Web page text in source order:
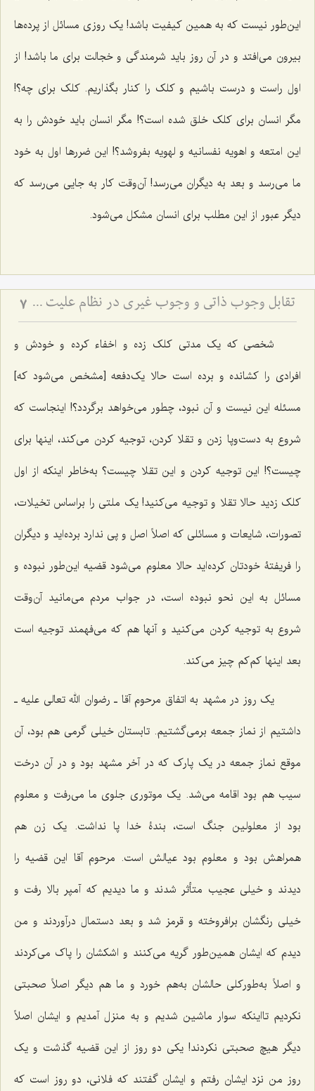
این‌طور نیست که به همین کیفیت باشد! یک روزی مسائل از پرده‌ها
بیرون می‌افتد و در آن روز باید شرمندگی و خجالت برای ما باشد! از
اول راست و درست باشیم و کلک را کنار بگذاریم. کلک برای چه؟!
مگر انسان برای کلک خلق شده است؟! مگر انسان باید خودش را به
این امتعه و اهویه نفسانیه و لهویه بفروشد؟! این ضررها اول به خود
ما می‌رسد و بعد به دیگران می‌رسد! آن‌وقت کار به جایی می‌رسد که
دیگر عبور از این مطلب برای انسان مشکل می‌شود.
تقابل وجوب ذاتی و وجوب غیری در نظام علیت - تحلیل تلازم‌های منطقی و قضایای شرطیه در فلسفه 7
شخصی که یک مدتی کلک زده و اخفاء کرده و خودش و
افرادی را کشانده و برده است حالا یک‌دفعه [مشخص می‌شود که]
مسئله این نیست و آن نبود، چطور می‌خواهد برگردد؟! اینجاست که
شروع به دست‌وپا زدن و تقلا کردن، توجیه کردن می‌کند، اینها برای
چیست؟! این توجیه کردن و این تقلا چیست؟ به‌خاطر اینکه از اول
کلک زدید حالا تقلا و توجیه می‌کنید! یک ملتی را براساس تخیلات،
تصورات، شایعات و مسائلی که اصلاً اصل و پی ندارد برده‌اید و دیگران
را فریفتۀ خودتان کرده‌اید حالا معلوم می‌شود قضیه این‌طور نبوده و
مسائل به این نحو نبوده است، در جواب مردم می‌مانید آن‌وقت
شروع به توجیه کردن می‌کنید و آنها هم که می‌فهمند توجیه است
بعد اینها کم‌کم چیز می‌کند.
یک روز در مشهد به اتفاق مرحوم آقا ـ رضوان الله تعالی علیه ـ
داشتیم از نماز جمعه برمی‌گشتیم. تابستان خیلی گرمی هم بود، آن
موقع نماز جمعه در یک پارک که در آخر مشهد بود و در آن درخت
سیب هم بود اقامه می‌شد. یک موتوری جلوی ما می‌رفت و معلوم
بود از معلولین جنگ است، بندۀ خدا پا نداشت. یک زن هم
همراهش بود و معلوم بود عیالش است. مرحوم آقا این قضیه را
دیدند و خیلی عجیب متأثر شدند و ما دیدیم که آمپر بالا رفت و
خیلی رنگشان برافروخته و قرمز شد و بعد دستمال درآوردند و من
دیدم که ایشان همین‌طور گریه می‌کنند و اشکشان را پاک می‌کردند
و اصلاً به‌طورکلی حالشان به‌هم خورد و ما هم دیگر اصلاً صحبتی
نکردیم تااینکه سوار ماشین شدیم و به منزل آمدیم و ایشان اصلاً
دیگر هیچ صحبتی نکردند! یکی دو روز از این قضیه گذشت و یک
روز من نزد ایشان رفتم و ایشان گفتند که فلانی، دو روز است که